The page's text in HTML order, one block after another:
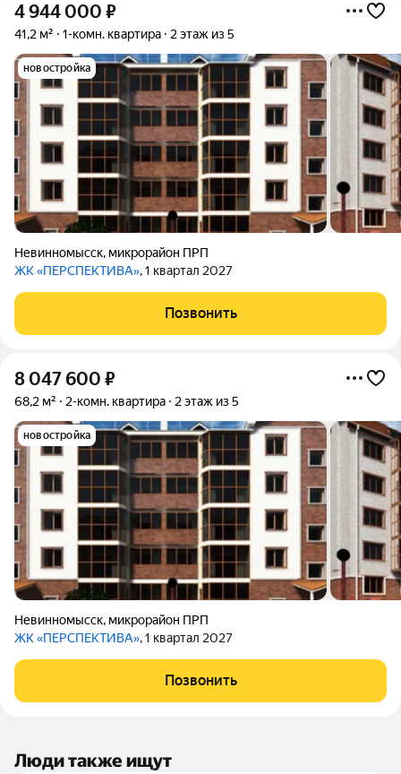
4 944 000 ₽
41,2 м² 1-комн. квартира 2 этаж из 5
новостройка
Невинномысск, микрорайон ПРП
ЖК «ПЕРСПЕКТИВА», 1 квартал 2027
Позвонить
8 047 600 ₽
68,2 м² 2-комн. квартира 2 этаж из 5
новостройка
Невинномысск, микрорайон ПРП
ЖК «ПЕРСПЕКТИВА», 1 квартал 2027
Позвонить
Люди также ищут